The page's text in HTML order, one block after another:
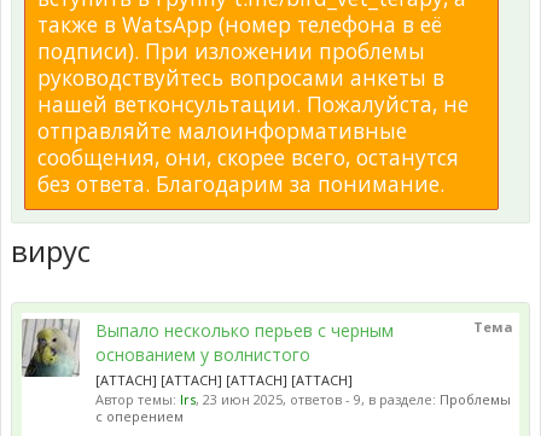
также в WatsApp (номер телефона в её
подписи). При изложении проблемы
руководствуйтесь вопросами анкеты в
нашей ветконсультации. Пожалуйста, не
отправляйте малоинформативные
сообщения, они, скорее всего, останутся
без ответа. Благодарим за понимание.
вирус
Тема
Выпало несколько перьев с черным
основанием у волнистого
[ATTACH] [ATTACH] [ATTACH] [ATTACH]
Автор темы: Irs, 23 июн 2025, ответов - 9, в разделе: Проблемы
с оперением